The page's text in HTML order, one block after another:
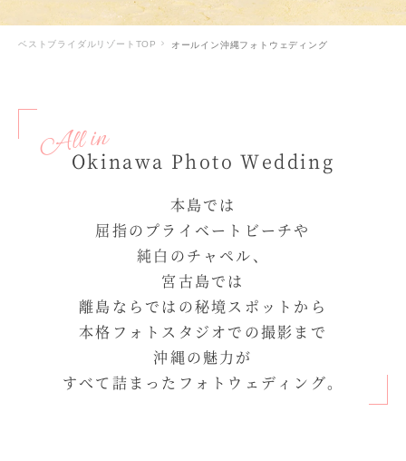
ベストブライダルリゾートTOP オールイン沖縄フォトウェディング
Okinawa Photo Wedding
本島では
屈指のプライベートビーチや
純白のチャペル、
宮古島では
離島ならではの秘境スポットから
本格フォトスタジオでの撮影まで
沖縄の魅力が
すべて詰まったフォトウェディング。